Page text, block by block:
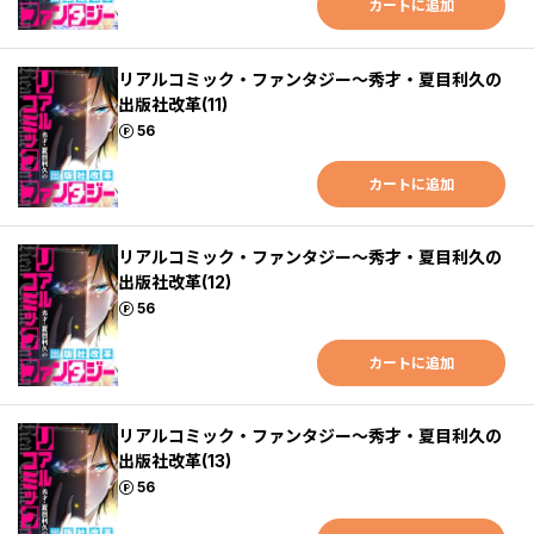
カートに追加
リアルコミック・ファンタジー～秀才・夏目利久の
出版社改革(11)
56
ポイント
カートに追加
リアルコミック・ファンタジー～秀才・夏目利久の
出版社改革(12)
56
ポイント
カートに追加
リアルコミック・ファンタジー～秀才・夏目利久の
出版社改革(13)
56
ポイント